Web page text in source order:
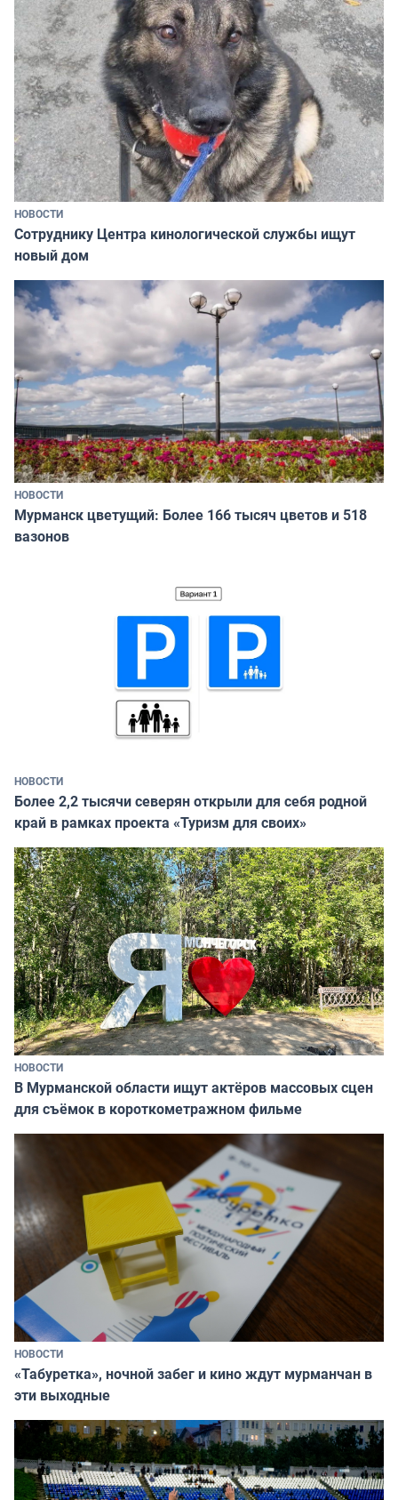
НОВОСТИ
Сотруднику Центра кинологической службы ищут
новый дом
НОВОСТИ
Мурманск цветущий: Более 166 тысяч цветов и 518
вазонов
НОВОСТИ
Более 2,2 тысячи северян открыли для себя родной
край в рамках проекта «Туризм для своих»
НОВОСТИ
В Мурманской области ищут актёров массовых сцен
для съёмок в короткометражном фильме
НОВОСТИ
«Табуретка», ночной забег и кино ждут мурманчан в
эти выходные